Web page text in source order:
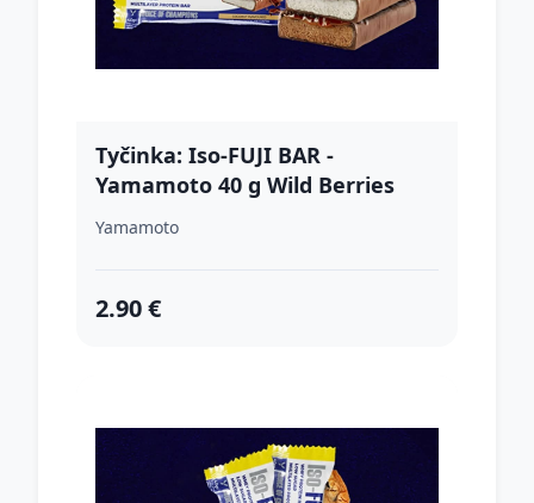
Tyčinka: Iso-FUJI BAR -
Yamamoto 40 g Wild Berries
Cheesecake + Dark Chocolate
Yamamoto
2.90 €